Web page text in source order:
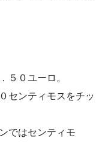
５０ユーロ。
センティモスをチッ
ではセンティモ